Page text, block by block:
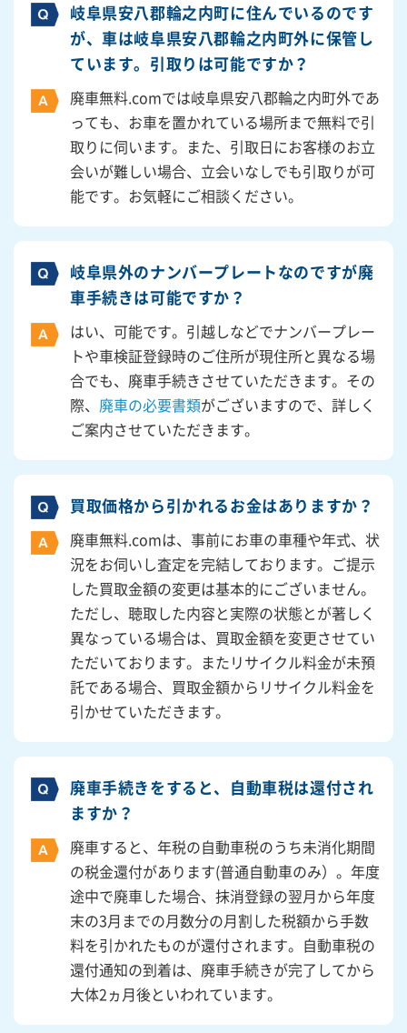
岐阜県安八郡輪之内町に住んでいるのです
が、車は岐阜県安八郡輪之内町外に保管し
ています。引取りは可能ですか？
廃車無料.comでは岐阜県安八郡輪之内町外であ
っても、お車を置かれている場所まで無料で引
取りに伺います。また、引取日にお客様のお立
会いが難しい場合、立会いなしでも引取りが可
能です。お気軽にご相談ください。
岐阜県外のナンバープレートなのですが廃
車手続きは可能ですか？
はい、可能です。引越しなどでナンバープレー
トや車検証登録時のご住所が現住所と異なる場
合でも、廃車手続きさせていただきます。その
際、 廃車の必要書類がございますので、詳しく
ご案内させていただきます。
買取価格から引かれるお金はありますか？
廃車無料.comは、事前にお車の車種や年式、状
況をお伺いし査定を完結しております。ご提示
した買取金額の変更は基本的にございません。
ただし、聴取した内容と実際の状態とが著しく
異なっている場合は、買取金額を変更させてい
ただいております。またリサイクル料金が未預
託である場合、買取金額からリサイクル料金を
引かせていただきます。
廃車手続きをすると、自動車税は還付され
ますか？
廃車すると、年税の自動車税のうち未消化期間
の税金還付があります(普通自動車のみ）。年度
途中で廃車した場合、抹消登録の翌月から年度
末の3月までの月数分の月割した税額から手数
料を引かれたものが還付されます。自動車税の
還付通知の到着は、廃車手続きが完了してから
大体2ヵ月後といわれています。